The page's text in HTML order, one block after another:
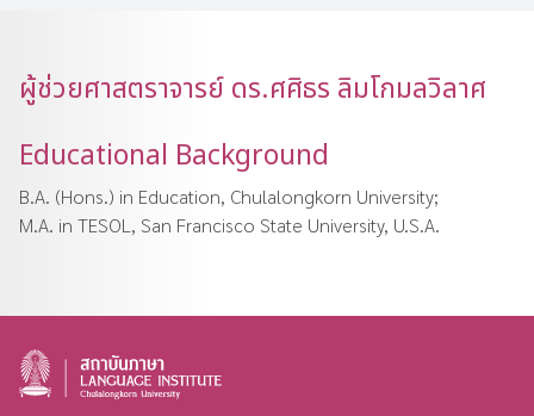
ผู้ช่วยศาสตราจารย์ ดร.ศศิธร ลิมโกมลวิลาศ
Educational Background
B.A. (Hons.) in Education, Chulalongkorn University;
M.A. in TESOL, San Francisco State University, U.S.A.